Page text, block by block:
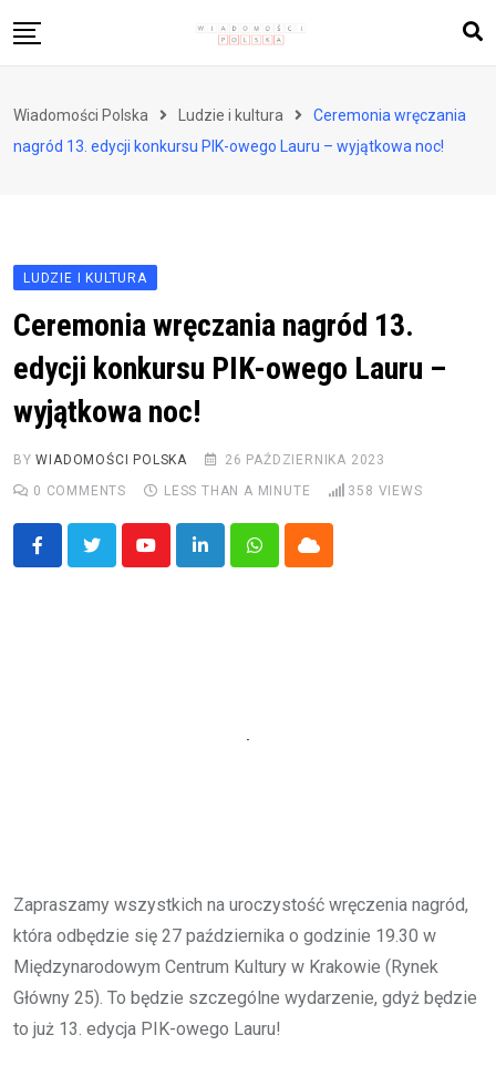
to
Zdrowie i styl życia
Wiadomości Polska Ludzie i kultura
Ceremonia wręczania
nagród 13. edycji konkursu PIK-owego Lauru – wyjątkowa noc!
LUDZIE I KULTURA
Ceremonia wręczania nagród 13.
edycji konkursu PIK-owego Lauru –
wyjątkowa noc!
BYWIADOMOŚCI POLSKA
26 PAŹDZIERNIKA 2023
0 COMMENTS LESS THAN A MINUTE 358 VIEWS
YoutubeLinkedInWhatsappCloud
Zapraszamy wszystkich na uroczystość wręczenia nagród,
która odbędzie się 27 października o godzinie 19.30 w
Międzynarodowym Centrum Kultury w Krakowie (Rynek
Główny 25). To będzie szczególne wydarzenie, gdyż będzie
to już 13. edycja PIK-owego Lauru!